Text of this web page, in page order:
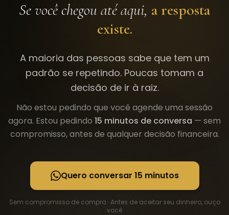
Se você chegou até aqui, a resposta
existe.
A maioria das pessoas sabe que tem um
padrão se repetindo. Poucas tomam a
decisão de ir à raiz.
Não estou pedindo que você agende uma sessão
agora. Estou pedindo 15 minutos de conversa — sem
compromisso, antes de qualquer decisão financeira.
Quero conversar 15 minutos
Sem compromisso de compra · Antes de aceitar seu dinheiro, ouço
você